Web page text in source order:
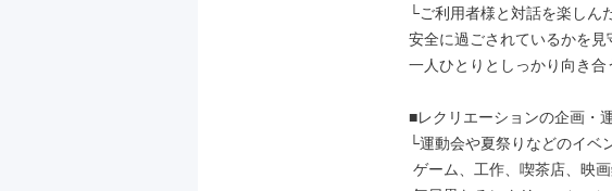
└ご利用者様と対話を楽しん
安全に過ごされているかを見
一人ひとりとしっかり向き合
■レクリエーションの企画・
└運動会や夏祭りなどのイベ